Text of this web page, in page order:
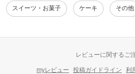
スイーツ・お菓子 ケーキ その他
レビューに関するご
myレビュー 投稿ガイドライン 利